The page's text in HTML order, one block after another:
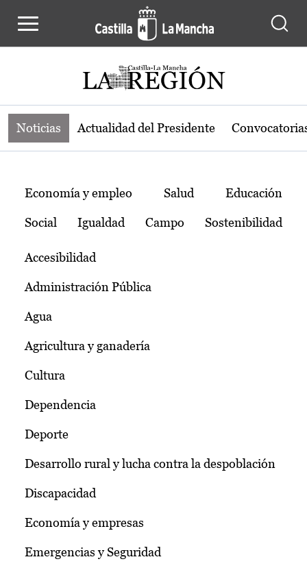
Noticias de la región de Castilla-La
Noticias Actualidad del Presidente
Temas
Economía y empleo Salud Educación
Social Igualdad Campo Sostenibilidad
Accesibilidad
Administración Pública
Agua
Agricultura y ganadería
Cultura
Dependencia
Deporte
Desarrollo rural y lucha contra la despoblación
Discapacidad
Economía y empresas
Emergencias y Seguridad